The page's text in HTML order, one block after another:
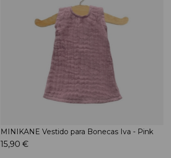
MINIKANE Vestido para Bonecas Iva - Pink
15,90 €